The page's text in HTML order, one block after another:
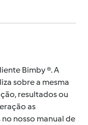
Bimby ®. A
sobre a mesma
resultados ou
as
nosso manual de